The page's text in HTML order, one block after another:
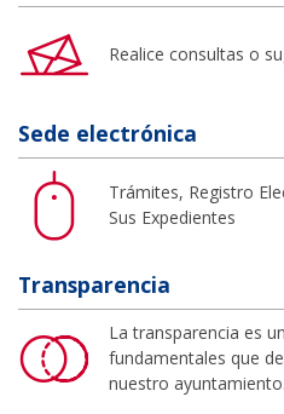
Realice consultas o
Sede electrónica
Trámites, Registro
Sus Expedientes
Transparencia
La transparencia es
fundamentales que
nuestro ayuntamiento.